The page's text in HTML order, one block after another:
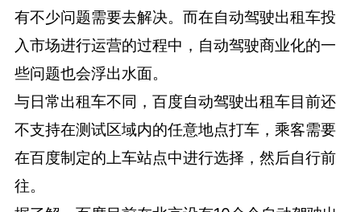
有不少问题需要去解决。而在自动驾驶出租车投
入市场进行运营的过程中，自动驾驶商业化的一
些问题也会浮出水面。
与日常出租车不同，百度自动驾驶出租车目前还
不支持在测试区域内的任意地点打车，乘客需要
在百度制定的上车站点中进行选择，然后自行前
往。